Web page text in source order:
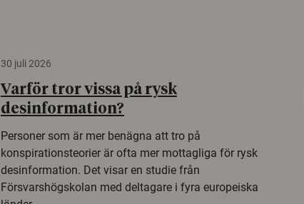
30 juli 2026
Varför tror vissa på rysk
desinformation?
Personer som är mer benägna att tro på
konspirationsteorier är ofta mer mottagliga för rysk
desinformation. Det visar en studie från
Försvarshögskolan med deltagare i fyra europeiska